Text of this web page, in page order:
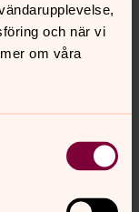
och när vi
om våra
kontaktas på: